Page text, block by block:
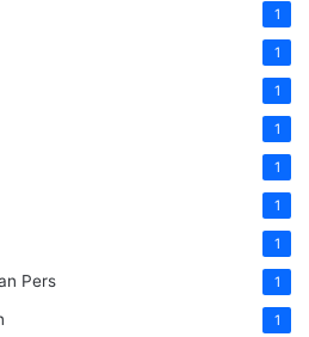
1
1
1
1
1
1
1
Pers 1
1